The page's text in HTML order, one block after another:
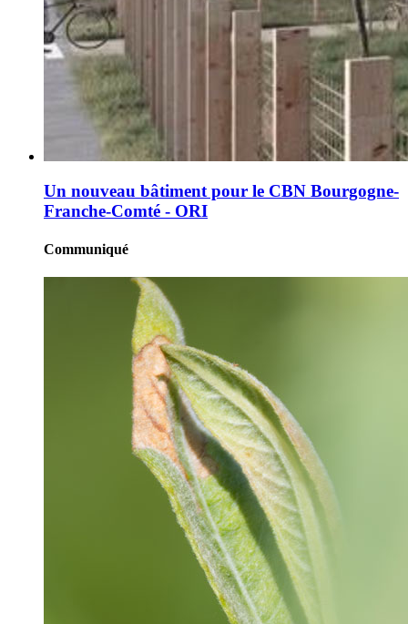
Un nouveau bâtiment pour le CBN Bourgogne-
Franche-Comté - ORI
Communiqué